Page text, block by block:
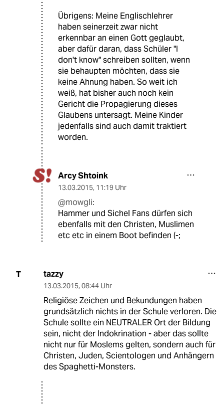
Übrigens: Meine Englischlehrer
haben seinerzeit zwar nicht
erkennbar an einen Gott geglaubt,
aber dafür daran, dass Schüler "I
don't know" schreiben sollten, wenn
sie behaupten möchten, dass sie
keine Ahnung haben. So weit ich
weiß, hat bisher auch noch kein
Gericht die Propagierung dieses
Glaubens untersagt. Meine Kinder
jedenfalls sind auch damit traktiert
worden.
Arcy Shtoink
13.03.2015, 11:19 Uhr
@mowgli:
Hammer und Sichel Fans dürfen sich
ebenfalls mit den Christen, Muslimen
etc etc in einem Boot befinden (-;
T tazzy
13.03.2015, 08:44 Uhr
Religiöse Zeichen und Bekundungen haben
grundsätzlich nichts in der Schule verloren. Die
Schule sollte ein NEUTRALER Ort der Bildung
sein, nicht der Indokrination - aber das sollte
nicht nur für Moslems gelten, sondern auch für
Christen, Juden, Scientologen und Anhängern
des Spaghetti-Monsters.